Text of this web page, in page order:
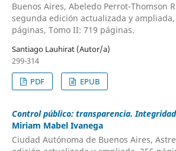
Buenos Aires, Abeledo Perrot-Thomson
segunda edición actualizada y ampliada,
páginas, Tomo II: 719 páginas.
Santiago Lauhirat (Autor/a)
299-314
PDF
EPUB
Control público: transparencia.
Miriam Mabel Ivanega
Ciudad Autónoma de Buenos Aires,